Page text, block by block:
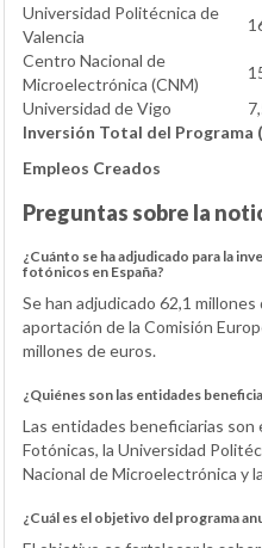
Universidad Politécnica de
Valencia
Centro Nacional de
Microelectrónica (CNM)
Universidad de Vigo
Inversión Total del Programa
Empleos Creados
Preguntas sobre la
¿Cuánto se ha adjudicado para la
fotónicos en España?
Se han adjudicado 62,1
aportación de la Comisión
millones de euros.
¿Quiénes son las entidades
Las entidades beneficiarias
Fotónicas, la Universidad
Nacional de Microelectrónica y
¿Cuál es el objetivo del programa